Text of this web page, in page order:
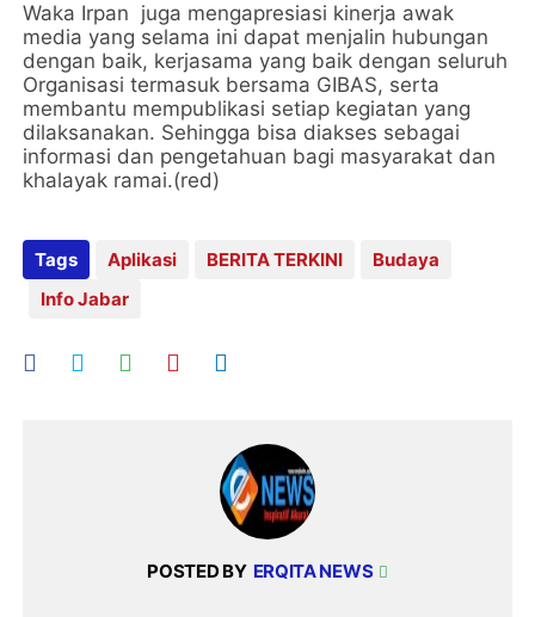
Waka Irpan juga mengapresiasi kinerja awak
media yang selama ini dapat menjalin hubungan
dengan baik, kerjasama yang baik dengan seluruh
Organisasi termasuk bersama GIBAS, serta
membantu mempublikasi setiap kegiatan yang
dilaksanakan. Sehingga bisa diakses sebagai
informasi dan pengetahuan bagi masyarakat dan
khalayak ramai.(red)
Tags Aplikasi BERITA TERKINI
Budaya
Info Jabar
POSTED BY ERQITA NEWS